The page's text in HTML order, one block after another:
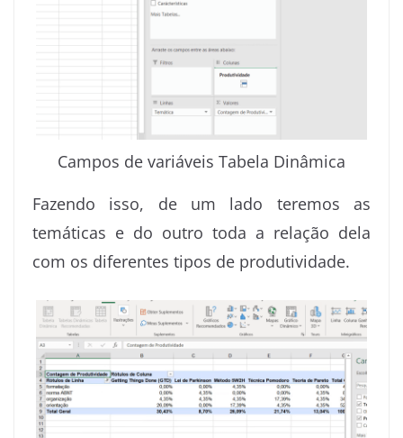
Campos de variáveis Tabela Dinâmica
Fazendo isso, de um lado teremos as
temáticas e do outro toda a relação dela
com os diferentes tipos de produtividade.